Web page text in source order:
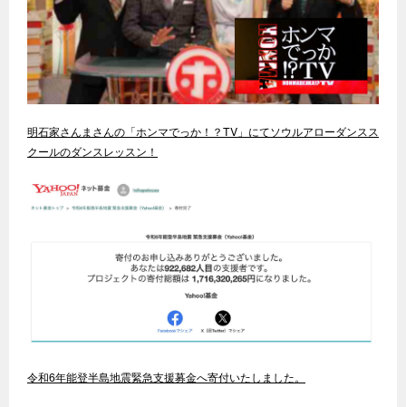
明石家さんまさんの「ホンマでっか！？TV」にてソウルアローダンスス
クールのダンスレッスン！
令和6年能登半島地震緊急支援募金へ寄付いたしました。